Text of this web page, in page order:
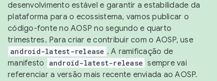
desenvolvimento estável e garantir a estabilidade da
plataforma para o ecossistema, vamos publicar o
código-fonte no AOSP no segundo e quarto
trimestres. Para criar e contribuir com o AOSP, use
android-latest-release . A ramificação de
manifesto
android-latest-release sempre vai
referenciar a versão mais recente enviada ao AOSP.